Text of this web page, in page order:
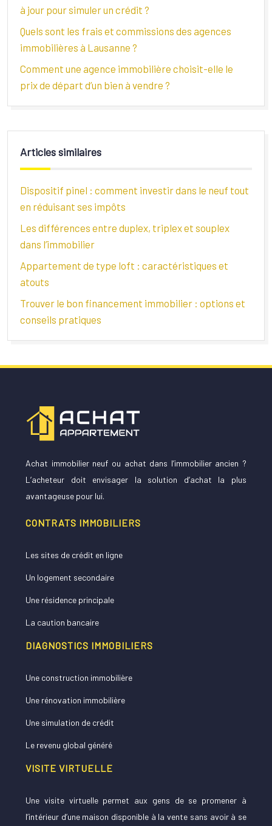
à jour pour simuler un crédit ?
Quels sont les frais et commissions des agences
immobilières à Lausanne ?
Comment une agence immobilière choisit-elle le
prix de départ d’un bien à vendre ?
Articles similaires
Dispositif pinel : comment investir dans le neuf tout
en réduisant ses impôts
Les différences entre duplex, triplex et souplex
dans l’immobilier
Appartement de type loft : caractéristiques et
atouts
Trouver le bon financement immobilier : options et
conseils pratiques
Achat immobilier neuf ou achat dans l’immobilier ancien ?
L’acheteur doit envisager la solution d’achat la plus
avantageuse pour lui.
CONTRATS IMMOBILIERS
Les sites de crédit en ligne
Un logement secondaire
Une résidence principale
La caution bancaire
DIAGNOSTICS IMMOBILIERS
Une construction immobilière
Une rénovation immobilière
Une simulation de crédit
Le revenu global généré
VISITE VIRTUELLE
Une visite virtuelle permet aux gens de se promener à
l’intérieur d’une maison disponible à la vente sans avoir à se